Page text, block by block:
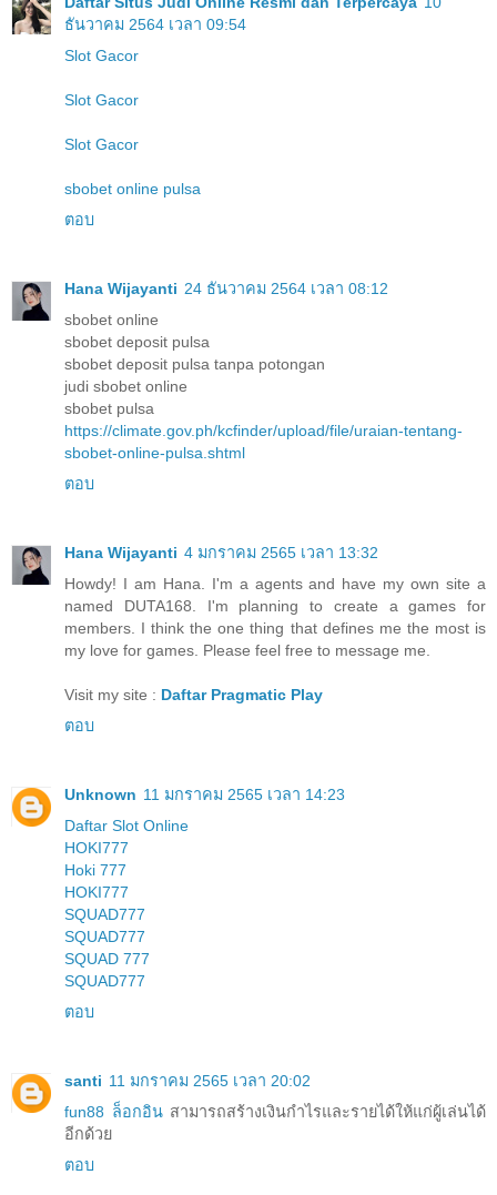
ธันวาคม 2564 เวลา 09:54
Slot Gacor
Slot Gacor
Slot Gacor
sbobet online pulsa
ตอบ
Hana Wijayanti 24 ธันวาคม 2564 เวลา 08:12
sbobet online
sbobet deposit pulsa
sbobet deposit pulsa tanpa potongan
judi sbobet online
sbobet pulsa
https://climate.gov.ph/kcfinder/upload/file/uraian-tentang-
sbobet-online-pulsa.shtml
ตอบ
Hana Wijayanti 4 มกราคม 2565 เวลา 13:32
Howdy! I am Hana. I'm a agents and have my own site a
named DUTA168. I'm planning to create a games for
members. I think the one thing that defines me the most is
my love for games. Please feel free to message me.
Visit my site : Daftar Pragmatic Play
ตอบ
Unknown 11 มกราคม 2565 เวลา 14:23
Daftar Slot Online
HOKI777
Hoki 777
HOKI777
SQUAD777
SQUAD777
SQUAD 777
SQUAD777
ตอบ
santi 11 มกราคม 2565 เวลา 20:02
fun88 ล็อกอินสามารถสร้างเงินกำไรและรายได้ให้แก่ผู้เล่นได้
อีกด้วย
ตอบ